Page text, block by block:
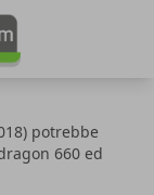
potrebbe
660 ed